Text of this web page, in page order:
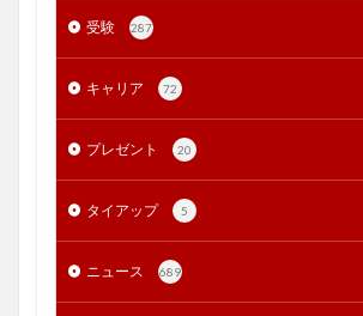
受験 287
キャリア 72
プレゼント 20
タイアップ 5
ニュース 689